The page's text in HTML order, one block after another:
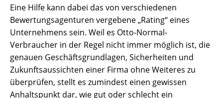
Eine Hilfe kann dabei das von verschiedenen
Bewertungsagenturen vergebene „Rating“ eines
Unternehmens sein. Weil es Otto-Normal-
Verbraucher in der Regel nicht immer möglich ist, die
genauen Geschäftsgrundlagen, Sicherheiten und
Zukunftsaussichten einer Firma ohne Weiteres zu
überprüfen, stellt es zumindest einen gewissen
Anhaltspunkt dar, wie gut oder schlecht ein